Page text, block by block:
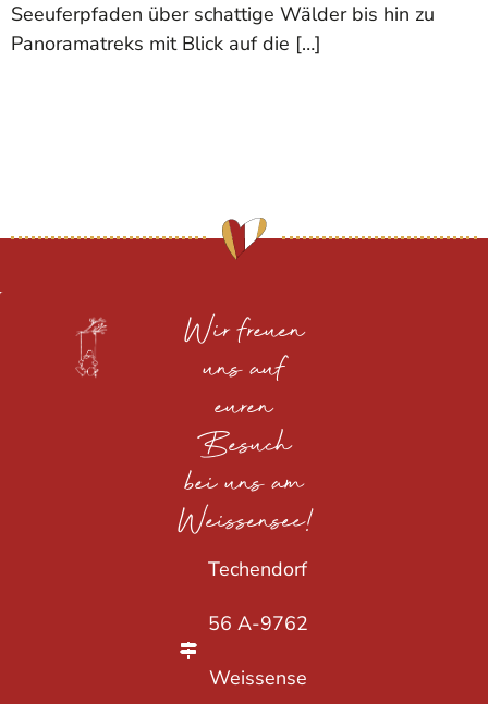
Seeuferpfaden über schattige Wälder bis hin zu
Panoramatreks mit Blick auf die […]
Wir freuen
uns auf
euren
Besuch
bei uns am
Weissensee!
Techendorf
56 A-9762
Weissense